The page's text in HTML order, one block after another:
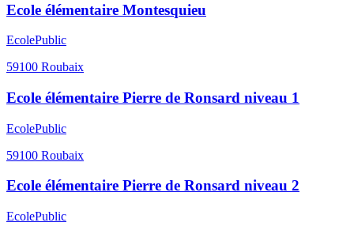
Ecole élémentaire Montesquieu
EcolePublic
59100 Roubaix
Ecole élémentaire Pierre de Ronsard niveau 1
EcolePublic
59100 Roubaix
Ecole élémentaire Pierre de Ronsard niveau 2
EcolePublic